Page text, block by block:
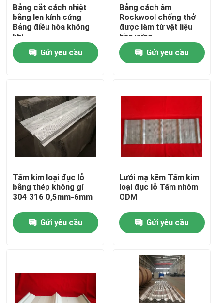
Các sản phẩm
Về chúng tôi
Kiểm soát chất lượng
Liên hệ chúng tôi
Các tòa nhà cấu trúc thép
Bảng cắt cách nhiệt
bằng len kính cứng
Bảng điều hòa không
khí
Gửi yêu cầu
Bảng cách âm
Rockwool chống thở
được làm từ vật liệu
bền vững
Gửi yêu cầu
Tấm kim loại đục lỗ
bằng thép không gỉ
304 316 0,5mm-6mm
Gửi yêu cầu
Lưới mạ kẽm Tấm kim
loại đục lỗ Tấm nhôm
ODM
Gửi yêu cầu